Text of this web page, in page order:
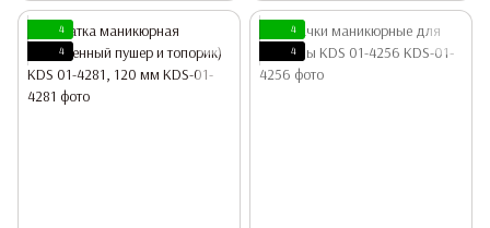
4
4
4
4